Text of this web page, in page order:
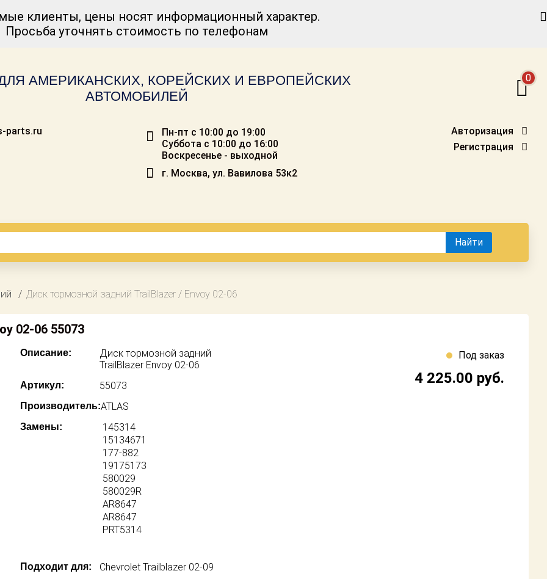
клиенты, цены носят информационный характер.
Просьба уточнять стоимость по телефонам
АМЕРИКАНСКИХ, КОРЕЙСКИХ И ЕВРОПЕЙСКИХ
АВТОМОБИЛЕЙ
0
parts.ru
Пн-пт с 10:00 до 19:00
Суббота с 10:00 до 16:00
Воскресенье - выходной
г. Москва, ул. Вавилова 53к2
Авторизация
Регистрация
Найти
Диск тормозной задний TrailBlazer / Envoy 02-06
02-06 55073
Описание:
Диск тормозной задний
TrailBlazer Envoy 02-06
Артикул: 55073
Производитель:ATLAS
Замены:
145314
15134671
177-882
19175173
580029
580029R
AR8647
AR8647
PRT5314
Подходит для: Chevrolet Trailblazer 02-09
Под заказ
4 225.00 руб.